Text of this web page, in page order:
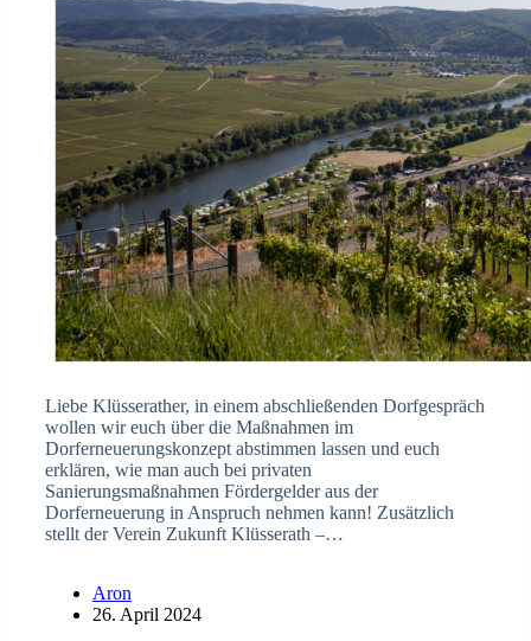
Liebe Klüsserather, in einem abschließenden Dorfgespräch
wollen wir euch über die Maßnahmen im
Dorferneuerungskonzept abstimmen lassen und euch
erklären, wie man auch bei privaten
Sanierungsmaßnahmen Fördergelder aus der
Dorferneuerung in Anspruch nehmen kann! Zusätzlich
stellt der Verein Zukunft Klüsserath –…
Aron
26. April 2024